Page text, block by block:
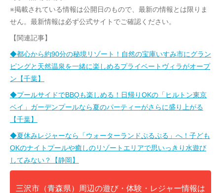
※掲載されている情報は公開日のもので、最新の情報とは限りま
せん。最新情報は必ず公式サイトでご確認ください。
【関連記事】
◆都心から約90分の秘境リゾート！自然の宝庫いすみ市にグラン
ピングと天然温泉を一緒に楽しめるプライベートヴィラがオープ
ン【千葉】
◆プールサイドでBBQも楽しめる！日帰りOKの「ヒルトン東京
ベイ」ガーデンプールなら夏のパーティーがさらに盛り上がる
【千葉】
◆夏休みレジャーなら「ウォーターランドぷるぷる」へ！子ども
OKのナイトプールや癒しのリゾートエリアで思いっきり水遊び
してみない？【静岡】
三沢市（青森県）周辺の遊び・体験・レジャー情報は